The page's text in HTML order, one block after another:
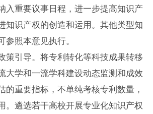
入重要议事日程，进一步提高知识产
知识产权的创造和运用。其他类型知
参照本意见执行。
引导。将专利转化等科技成果转移
大学和一流学科建设动态监测和成效
的重要指标，不单纯考核专利数量，
。遴选若干高校开展专业化知识产权